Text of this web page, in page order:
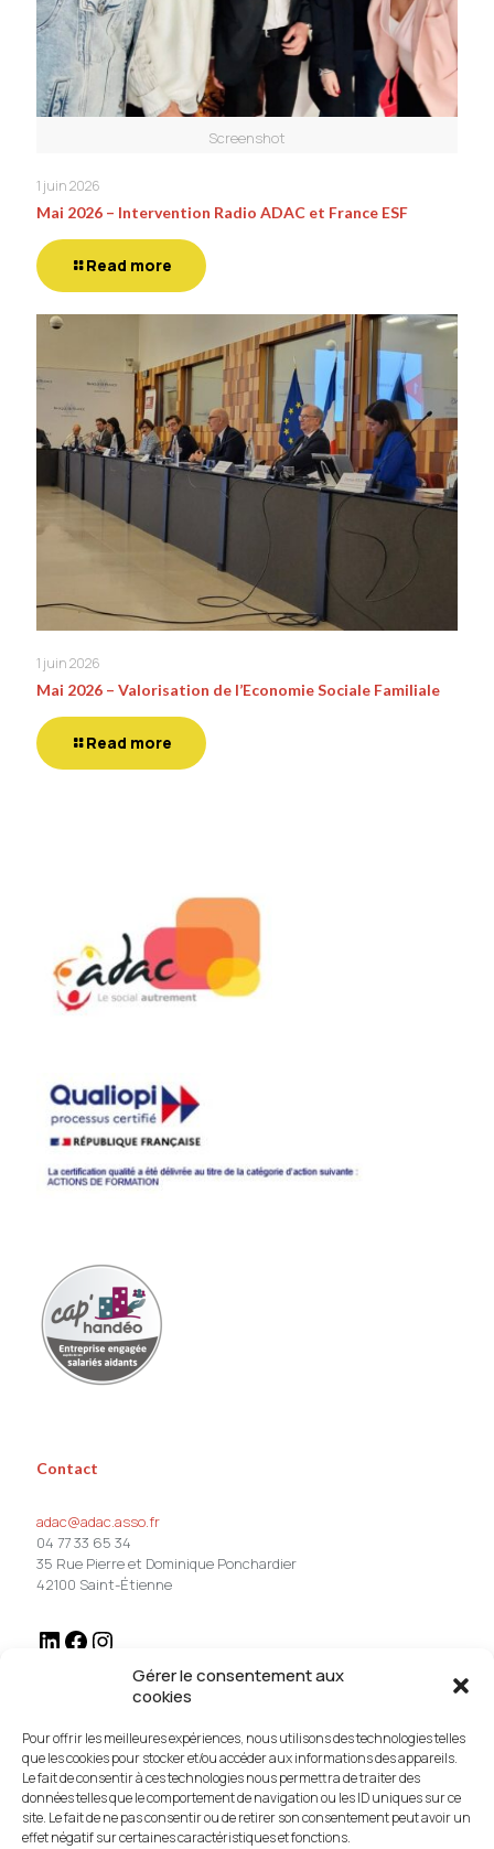
Gérer le consentement aux
cookies
Pour offrir les meilleures expériences, nous utilisons des technologies telles
que les cookies pour stocker et/ou accéder aux informations des appareils.
Le fait de consentir à ces technologies nous permettra de traiter des
données telles que le comportement de navigation ou les ID uniques sur ce
site. Le fait de ne pas consentir ou de retirer son consentement peut avoir un
effet négatif sur certaines caractéristiques et fonctions.
Screenshot
1 juin 2026
Mai 2026 – Intervention Radio ADAC et France ESF
Read more
1 juin 2026
Mai 2026 – Valorisation de l’Economie Sociale Familiale
Read more
Contact
adac@adac.asso.fr
04 77 33 65 34
35 Rue Pierre et Dominique Ponchardier
42100 Saint-Étienne
Qui sommes-nous ?
L’ADAC est une équipe pluridisciplinaire composée de personnes
salariées réalisant les missions et animant les formations...